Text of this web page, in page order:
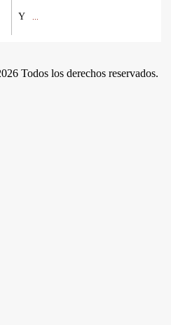
Y
Todos los derechos reservados.